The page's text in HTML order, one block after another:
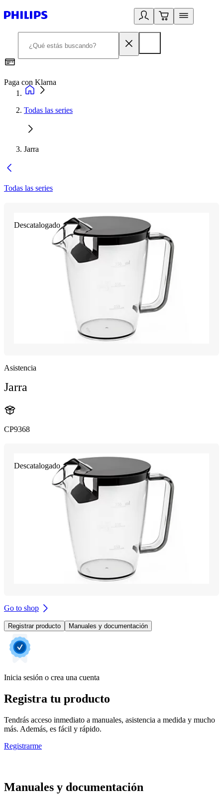
Paga con Klarna
Todas las series
Jarra
Todas las series
Descatalogado
Asistencia
Jarra
CP9368
Descatalogado
Go to shop
Registrar producto Manuales y documentación
Inicia sesión o crea una cuenta
Registra tu producto
Tendrás acceso inmediato a manuales, asistencia a medida y mucho
más. Además, es fácil y rápido.
Registrarme
Manuales y documentación